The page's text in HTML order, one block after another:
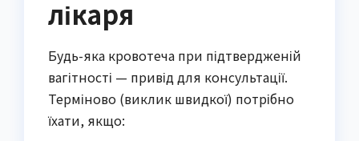
лікаря
Будь-яка кровотеча при підтвердженій
вагітності — привід для консультації.
Терміново (виклик швидкої) потрібно
їхати, якщо: